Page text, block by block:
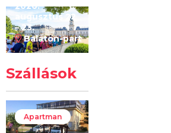
2026.
augusztus 22
– 23.
Balaton-part
Szállások
Apartman